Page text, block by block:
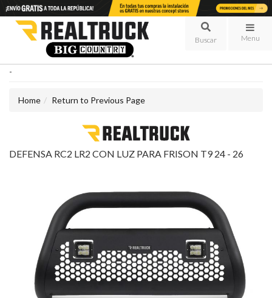
Menu
-
Home Return to Previous Page
DEFENSA RC2 LR2 CON LUZ PARA FRISON T9 24 - 26